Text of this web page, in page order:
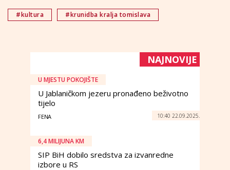
#kultura #krunidba kralja tomislava
NAJNOVIJE
U MJESTU POKOJIŠTE
U Jablaničkom jezeru pronađeno beživotno
tijelo
FENA 10:40 22.09.2025.
6,4 MILIJUNA KM
SIP BiH dobilo sredstva za izvanredne
izbore u RS